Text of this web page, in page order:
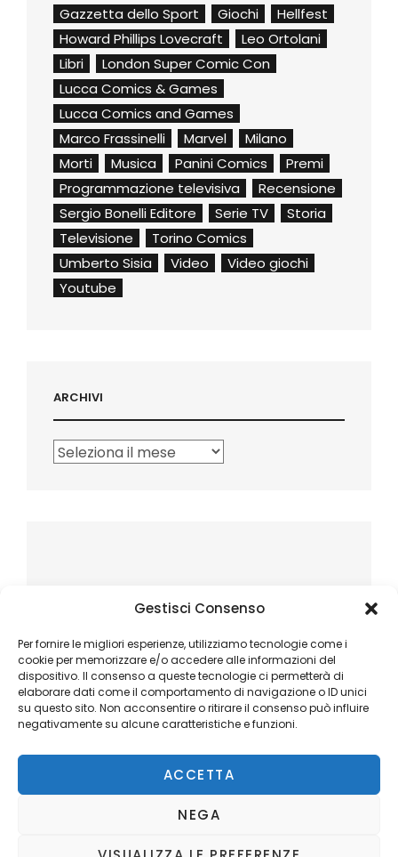
Gestisci Consenso
Per fornire le migliori esperienze, utilizziamo tecnologie come i
cookie per memorizzare e/o accedere alle informazioni del
dispositivo. Il consenso a queste tecnologie ci permetterà di
elaborare dati come il comportamento di navigazione o ID unici
su questo sito. Non acconsentire o ritirare il consenso può influire
negativamente su alcune caratteristiche e funzioni.
ACCETTA
NEGA
Gazzetta dello Sport
Giochi
Hellfest
Howard Phillips Lovecraft
Leo Ortolani
Libri
London Super Comic Con
Lucca Comics & Games
Lucca Comics and Games
Marco Frassinelli
Marvel
Milano
Morti
Musica Panini Comics
Premi
Programmazione televisiva
Recensione
Sergio Bonelli Editore
Serie TV
Storia
Televisione
Torino Comics
Umberto Sisia
Video
Video giochi
Youtube
ARCHIVI
Archivi